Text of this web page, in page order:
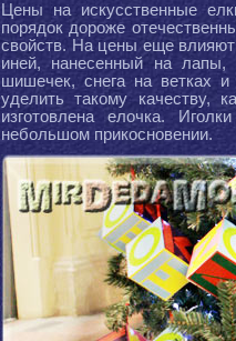
Цены на искусственные
порядок дороже
свойств. На цены еще влияют
иней, нанесенный на лапы,
шишечек, снега на ветках
уделить такому качеству,
изготовлена елочка.
небольшом прикосновении.